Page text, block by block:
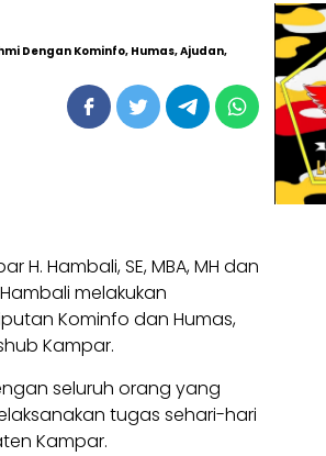
Dengan Kominfo, Humas, Ajudan,
H. Hambali, SE, MBA, MH dan
melakukan
Kominfo dan Humas,
Kampar.
seluruh orang yang
tugas sehari-hari
Kampar.